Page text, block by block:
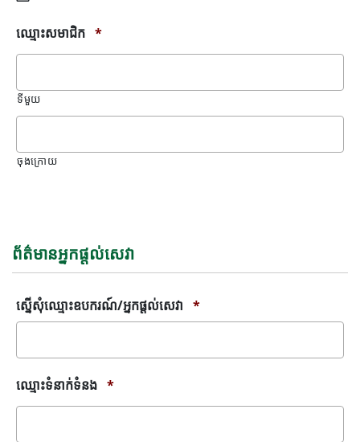
slash
DD
YYYY
ឈ្មោះសមាជិក *
ទីមួយ
ចុងក្រោយ
ព័ត៌មានអ្នកផ្តល់សេវា
ស្នើសុំឈ្មោះឧបករណ៍/អ្នកផ្តល់សេវា *
ឈ្មោះទំនាក់ទំនង *